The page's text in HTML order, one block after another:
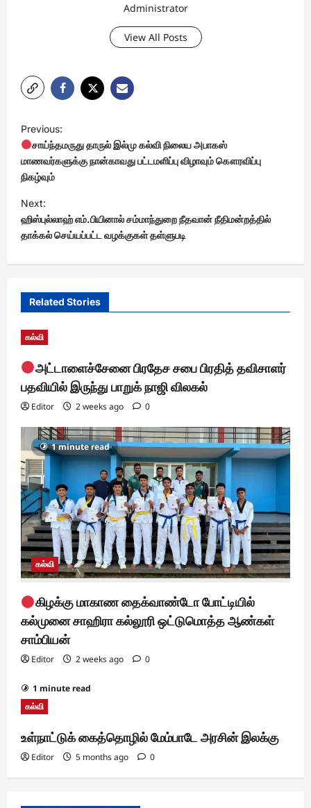
Administrator
View All Posts
o
s
t
n
a
g
a
t
o
n
Previous:
சாய்ந்தமருது தாருல் இல்மு கல்வி நிலைய அபாகஸ்
மாணவர்களுக்கு நான்காவது பட்டமளிப்பு விழாவும் கௌரவிப்பு
நிகழ்வும்
Next:
ஹிஸ்புல்லாஹ் எம்.பியினால் சம்மாந்துறை நீதவான் நீதிமன்றத்தில்
தாக்கல் செய்யப்பட்ட வழக்குகள் தள்ளுபடி
Related Stories
கல்வி
அட்டாளைச்சேனை பிரதேச சபை பிரதித் தவிசாளர்
பதவியில் இருந்து பாறுக் நாஜி விலகல்
Editor 2 weeks ago 0
1 minute read
கல்வி
கிழக்கு மாகாண தைக்வாண்டோ போட்டியில்
கல்முனை சாஹிரா கல்லூரி ஒட்டுமொத்த ஆண்கள்
சாம்பியன்
Editor 2 weeks ago 0
1 minute read
கல்வி
உள்நாட்டுக் கைத்தொழில் மேம்பாடே அரசின் இலக்கு
Editor 5 months ago 0